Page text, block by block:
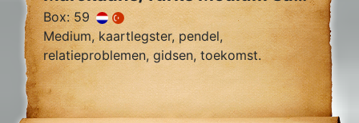
Box: 59
Medium, kaartlegster, pendel,
relatieproblemen, gidsen, toekomst.